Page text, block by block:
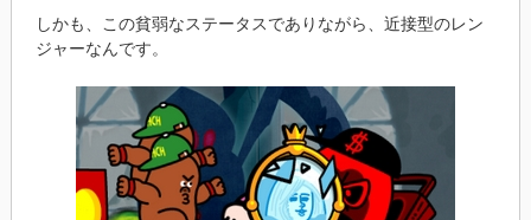
しかも、この貧弱なステータスでありながら、近接型のレン
ジャーなんです。